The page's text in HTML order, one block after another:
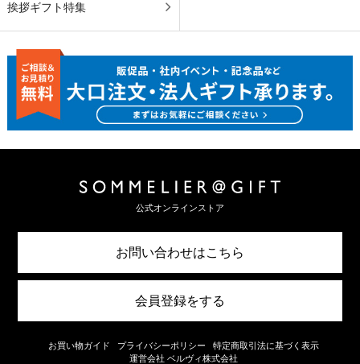
挨拶ギフト特集
公式オンラインストア
お問い合わせはこちら
会員登録をする
お買い物ガイド プライバシーポリシー
特定商取引法に基づく表示
運営会社 ベルヴィ株式会社